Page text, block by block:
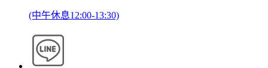
(中午休息12:00-13:30)